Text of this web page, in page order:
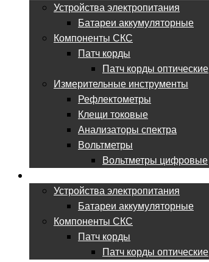
Устройства электропитания
Батареи аккумуляторные
Компоненты СКС
Патч корды
Патч корды оптические
Измерительные инструменты
Рефлектометры
Клещи токовые
Анализаторы спектра
Вольтметры
Вольтметры цифровые
Устройства электропитания
Батареи аккумуляторные
Компоненты СКС
Патч корды
Патч корды оптические